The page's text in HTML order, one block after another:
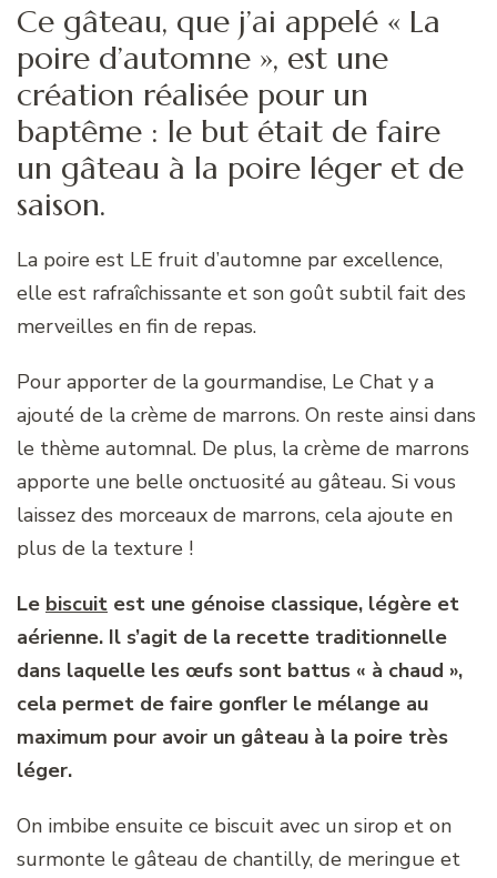
Ce gâteau, que j’ai appelé « La
poire d’automne », est une
création réalisée pour un
baptême : le but était de faire
un gâteau à la poire léger et de
saison.
La poire est LE fruit d’automne par excellence,
elle est rafraîchissante et son goût subtil fait des
merveilles en fin de repas.
Pour apporter de la gourmandise, Le Chat y a
ajouté de la crème de marrons. On reste ainsi dans
le thème automnal. De plus, la crème de marrons
apporte une belle onctuosité au gâteau. Si vous
laissez des morceaux de marrons, cela ajoute en
plus de la texture !
Le biscuit est une génoise classique, légère et
aérienne. Il s’agit de la recette traditionnelle
dans laquelle les œufs sont battus « à chaud »,
cela permet de faire gonfler le mélange au
maximum pour avoir un gâteau à la poire très
léger.
On imbibe ensuite ce biscuit avec un sirop et on
surmonte le gâteau de chantilly, de meringue et